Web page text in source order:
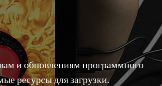
и обновлениям программного
ресурсы для загрузки.